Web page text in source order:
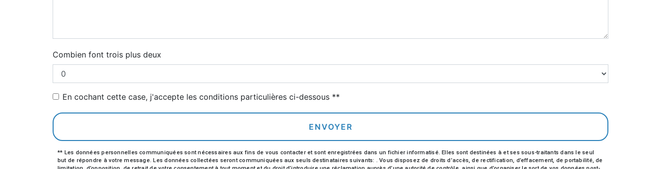
Combien font trois plus deux
En cochant cette case, j'accepte les conditions particulières ci-dessous **
ENVOYER
** Les données personnelles communiquées sont nécessaires aux fins de vous contacter et sont enregistrées dans un fichier informatisé. Elles sont destinées à et ses sous-traitants dans le seul
but de répondre à votre message. Les données collectées seront communiquées aux seuls destinataires suivants: . Vous disposez de droits d’accès, de rectification, d’effacement, de portabilité, de